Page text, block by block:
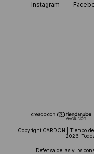
Instagram
Copyright CARDON | Tiempo
2026.
Defensa de las y los